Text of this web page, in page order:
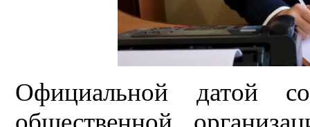
Официальной датой